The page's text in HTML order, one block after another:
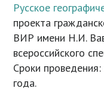
Русское
проекта
ВИР имени Н.И.
всероссийского
Сроки
года.